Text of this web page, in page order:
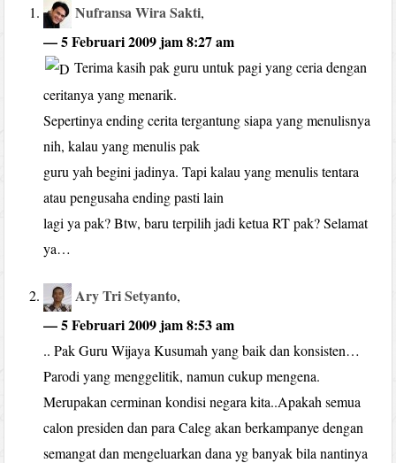
Nufransa Wira Sakti,
— 5 Februari 2009 jam 8:27 am
Terima kasih pak guru untuk pagi yang ceria dengan
ceritanya yang menarik.
Sepertinya ending cerita tergantung siapa yang menulisnya
nih, kalau yang menulis pak
guru yah begini jadinya. Tapi kalau yang menulis tentara
atau pengusaha ending pasti lain
lagi ya pak? Btw, baru terpilih jadi ketua RT pak? Selamat
ya…
Ary Tri Setyanto,
— 5 Februari 2009 jam 8:53 am
.. Pak Guru Wijaya Kusumah yang baik dan konsisten…
Parodi yang menggelitik, namun cukup mengena.
Merupakan cerminan kondisi negara kita..Apakah semua
calon presiden dan para Caleg akan berkampanye dengan
semangat dan mengeluarkan dana yg banyak bila nantinya